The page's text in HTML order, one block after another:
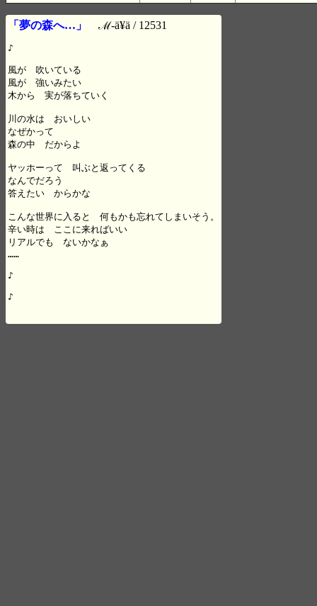
「夢の森へ…」 ℳ-ä¥ä / 12531
♪
風が　吹いている
風が　強いみたい
木から　実が落ちていく
川の水は　おいしい
なぜかって
森の中　だからよ
ヤッホーって　叫ぶと返ってくる
なんでだろう
答えたい　からかな
こんな世界に入ると　何もかも忘れてしまいそう。
辛い時は　ここに来ればいい
リアルでも　ないかなぁ
……
♪
♪